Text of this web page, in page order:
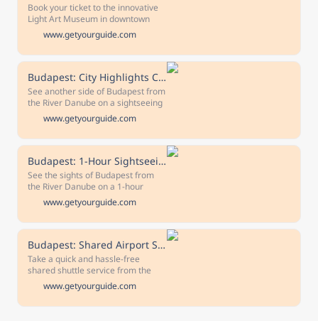
Book your ticket to the innovative
Light Art Museum in downtown
Budapest. Embark on a magical
stroll through an interactive
collection of light-based artworks,
video mapping, and immersive
spaces.
www.getyourguide.com
Budapest: City Highlights Cruise with Welcome Drink
See another side of Budapest from
the River Danube on a sightseeing
cruise and enjoy a welcome drink.
Admire the famous bridges, Buda
Castle, Várkert Bazár, and
panoramic city views.
www.getyourguide.com
Budapest: 1-Hour Sightseeing Cruise with Welcome Drink
See the sights of Budapest from
the River Danube on a 1-hour
sightseeing cruise, and enjoy a
seasonal cocktail or soft drink
along the way. Glide past landmark
monuments such as Buda Castle
and the Vigado Concert Hall.
www.getyourguide.com
Budapest: Shared Airport Shuttle Bus Transfer
Take a quick and hassle-free
shared shuttle service from the
Liszt Ferenc Airport to Budapest
city center. Travel by comfortable
bus and get dropped off at your
www.getyourguide.com